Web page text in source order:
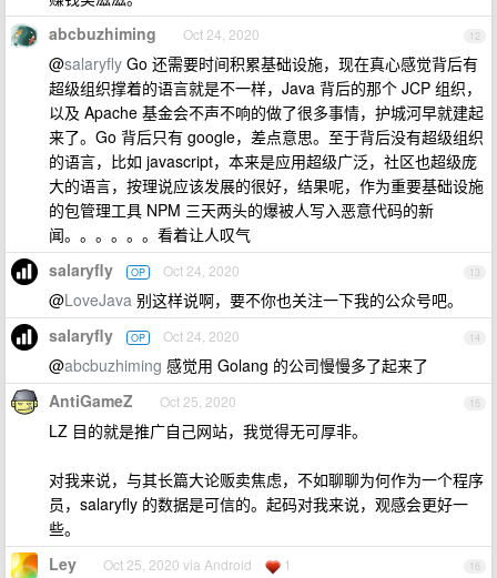
12
abcbuzhiming Oct 24, 2020
@salaryfly Go 还需要时间积累基础设施，现在真心感觉背后有
超级组织撑着的语言就是不一样，Java 背后的那个 JCP 组织，
以及 Apache 基金会不声不响的做了很多事情，护城河早就建起
来了。Go 背后只有 google，差点意思。至于背后没有超级组织
的语言，比如 javascript，本来是应用超级广泛，社区也超级庞
大的语言，按理说应该发展的很好，结果呢，作为重要基础设施
的包管理工具 NPM 三天两头的爆被人写入恶意代码的新
闻。。。。。。看着让人叹气
13
salaryfly OP Oct 24, 2020
@LoveJava 别这样说啊，要不你也关注一下我的公众号吧。
14
salaryfly OP Oct 24, 2020
@abcbuzhiming 感觉用 Golang 的公司慢慢多了起来了
15
AntiGameZ Oct 25, 2020
LZ 目的就是推广自己网站，我觉得无可厚非。
对我来说，与其长篇大论贩卖焦虑，不如聊聊为何作为一个程序
员，salaryfly 的数据是可信的。起码对我来说，观感会更好一
些。
16
Ley Oct 25, 2020 via Android 1